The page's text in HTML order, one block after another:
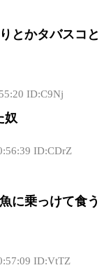
とかタバスコと
ID:C9Nj
奴
ID:CDrZ
に乗っけて食う
ID:VtTZ